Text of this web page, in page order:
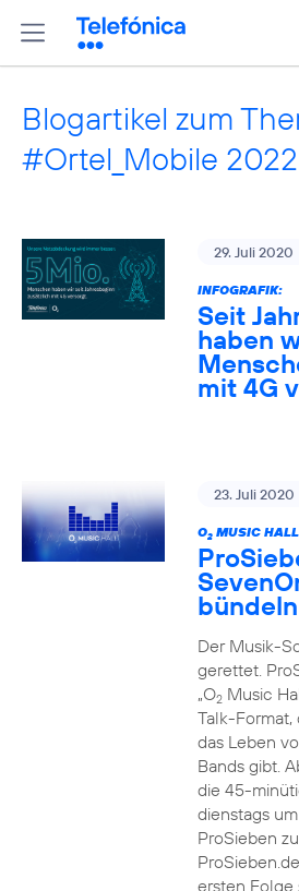
Blogartikel zum
#Ortel_Mobile 2022
29. Juli 2020
INFOGRAFIK:
Seit
haben
mit 4G
23. Juli 2020
O2MUSIC
Der Musik-
gerettet.
„O2Music
Talk-Format,
das Leben
Bands gibt.
die 45-
dienstags
ProSieben
ersten Folge